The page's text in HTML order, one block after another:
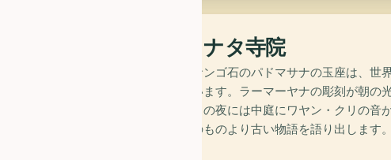
ジャガッナタ寺院
そびえる白いサンゴ石のパドマサナの玉座は、世
の上に載っています。ラーマーヤナの彫刻が朝の
がります。満月の夜には中庭にワヤン・クリの音
影が、寺院そのものより古い物語を語り出します。